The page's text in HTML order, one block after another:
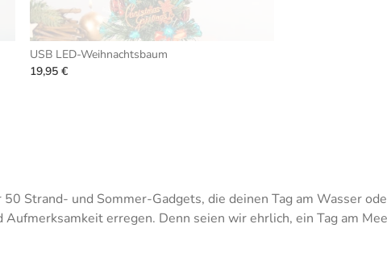
USB LED-Weihnachtsbaum
19,95 €
Strand- und Sommer-Gadgets, die deinen Tag am Wasser
erregen. Denn seien wir ehrlich, ein Tag am